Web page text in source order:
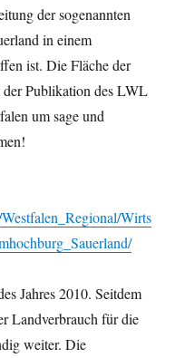
der sogenannten
in einem
ist. Die Fläche der
der Publikation des LWL
um sage und
Wirts
Jahres 2010. Seitdem
Landverbrauch für die
weiter. Die